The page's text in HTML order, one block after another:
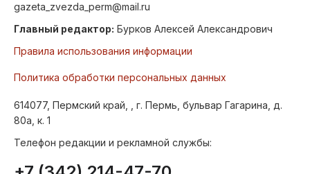
gazeta_zvezda_perm@mail.ru
Главный редактор: Бурков Алексей Александрович
Правила использования информации
Политика обработки персональных данных
614077, Пермский край, , г. Пермь, бульвар Гагарина, д.
80а, к. 1
Телефон редакции и рекламной службы: